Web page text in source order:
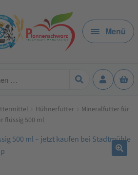
Menü
Hühnerfutter
Mineralfutter für
flüssig 500 ml